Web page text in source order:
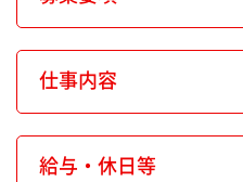
仕事内容
給与・休日等